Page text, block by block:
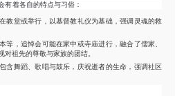
有着各自的特点与习俗：
教堂或举行，以基督教礼仪为基础，强调灵魂的救
等，追悼会可能在家中或寺庙进行，融合了儒家、
对祖先的尊敬与家族的团结。
含舞蹈、歌唱与鼓乐，庆祝逝者的生命，强调社区